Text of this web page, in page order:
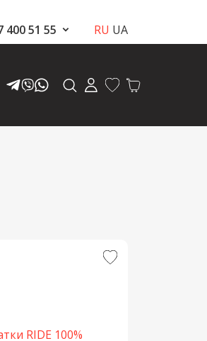
400 51 55 RU UA